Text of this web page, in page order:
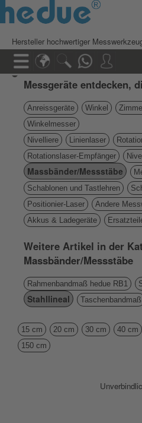
Hersteller hochwertiger
Messgeräte entdecken,
Anreissgeräte Winkel
Winkelmesser
Nivelliere
Linienlaser
Rotationslaser-Empfänger
Massbänder/Messstäbe
Schablonen und Tastlehren
Positionier-Laser
Andere
Akkus & Ladegeräte
Weitere Artikel in der
Massbänder/Messstäbe
Rahmenbandmaß hedue RB1
Stahllineal Taschenbandmaß
15 cm 20 cm 30 cm 40 cm
150 cm